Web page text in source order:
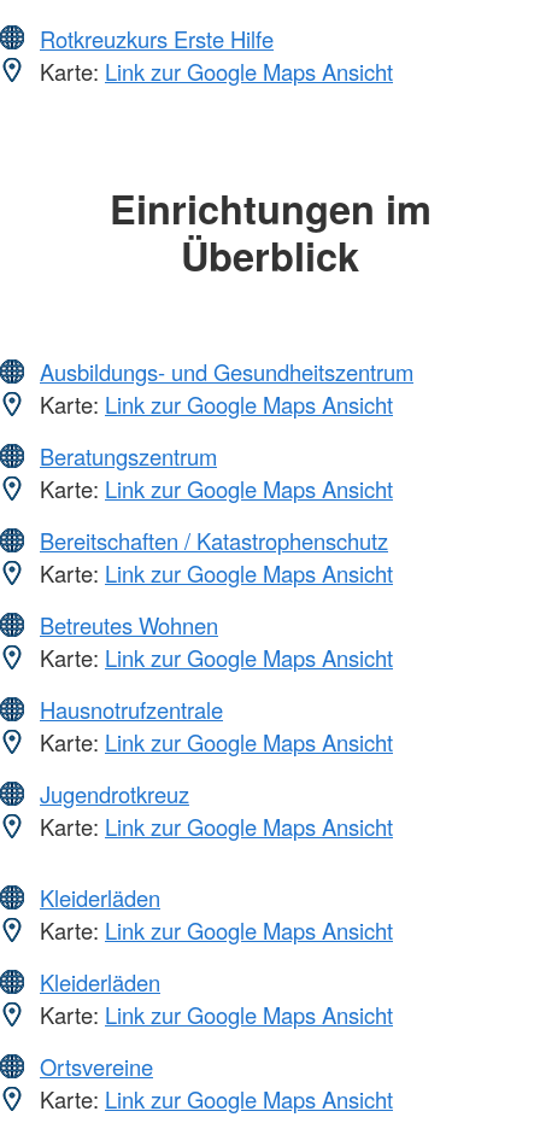
Rotkreuzkurs Erste Hilfe
Karte: Link zur Google Maps Ansicht
Einrichtungen im
Überblick
Ausbildungs- und Gesundheitszentrum
Karte: Link zur Google Maps Ansicht
Beratungszentrum
Karte: Link zur Google Maps Ansicht
Bereitschaften / Katastrophenschutz
Karte: Link zur Google Maps Ansicht
Betreutes Wohnen
Karte: Link zur Google Maps Ansicht
Hausnotrufzentrale
Karte: Link zur Google Maps Ansicht
Jugendrotkreuz
Karte: Link zur Google Maps Ansicht
Kleiderläden
Karte: Link zur Google Maps Ansicht
Kleiderläden
Karte: Link zur Google Maps Ansicht
Ortsvereine
Karte: Link zur Google Maps Ansicht